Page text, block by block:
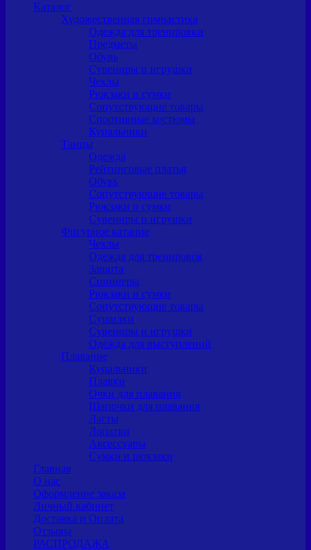
Каталог
Художественная гимнастика
Одежда для тренировки
Предметы
Обувь
Сувениры и игрушки
Чехлы
Рюкзаки и сумки
Сопутствующие товары
Спортивные костюмы
Купальники
Танцы
Одежда
Рейтинговые платья
Обувь
Сопутствующие товары
Рюкзаки и сумки
Сувениры и игрушки
Фигурное катание
Чехлы
Одежда для тренировок
Защита
Спиннеры
Рюкзаки и сумки
Сопутствующие товары
Сушилки
Сувениры и игрушки
Одежда для выступлений
Плавание
Купальники
Плавки
Очки для плавания
Шапочки для плавания
Ласты
Лопатки
Аксессуары
Сумки и рюкзаки
Главная
О нас
Оформление заказа
Личный кабинет
Доставка и Оплата
Отзывы
РАСПРОДАЖА